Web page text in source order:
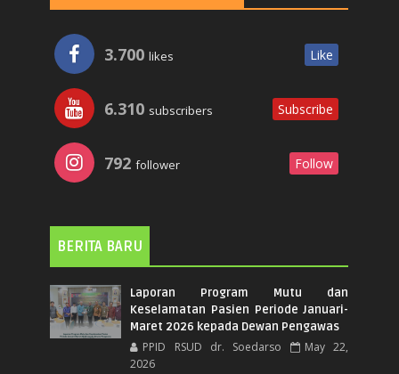
3.700 likes Like
6.310 subscribers Subscribe
792 follower Follow
BERITA BARU
Laporan Program Mutu dan
Keselamatan Pasien Periode Januari-
Maret 2026 kepada Dewan Pengawas
PPID RSUD dr. Soedarso
May 22,
2026